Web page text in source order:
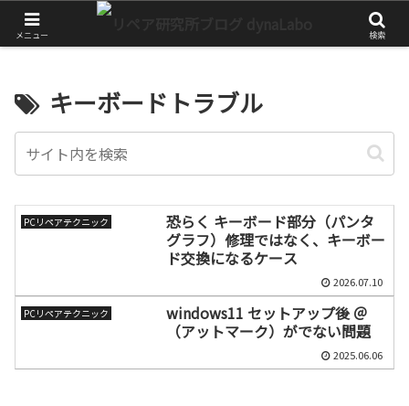
キーボードトラブル
PCリペアテクニック
恐らく キーボード部分（パンタ
グラフ）修理ではなく、キーボー
ド交換になるケース
2026.07.10
PCリペアテクニック
windows11 セットアップ後 ＠
（アットマーク）がでない問題
2025.06.06
メニュー 検索